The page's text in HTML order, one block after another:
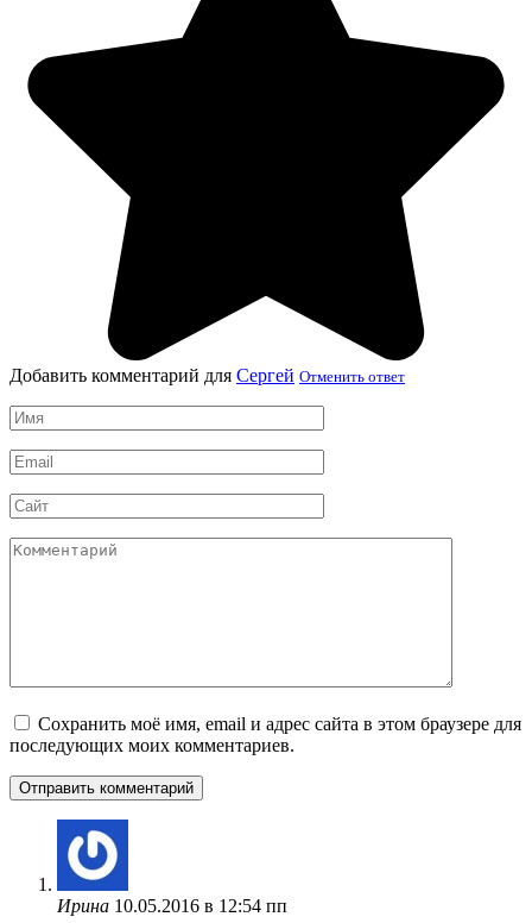
Добавить комментарий для Сергей Отменить ответ
Имя
*
Email
*
Сайт
Комментарий
Сохранить моё имя, email и адрес сайта в этом браузере для
последующих моих комментариев.
Ирина 10.05.2016 в 12:54 пп